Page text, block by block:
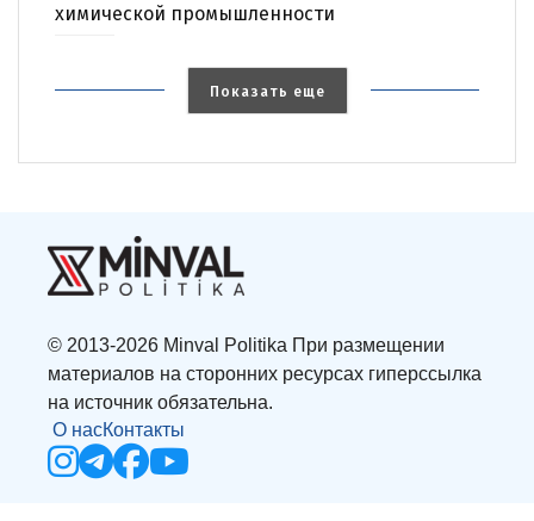
химической промышленности
Показать еще
© 2013-2026 Minval Politika При размещении
материалов на сторонних ресурсах гиперссылка
на источник обязательна.
О насКонтакты